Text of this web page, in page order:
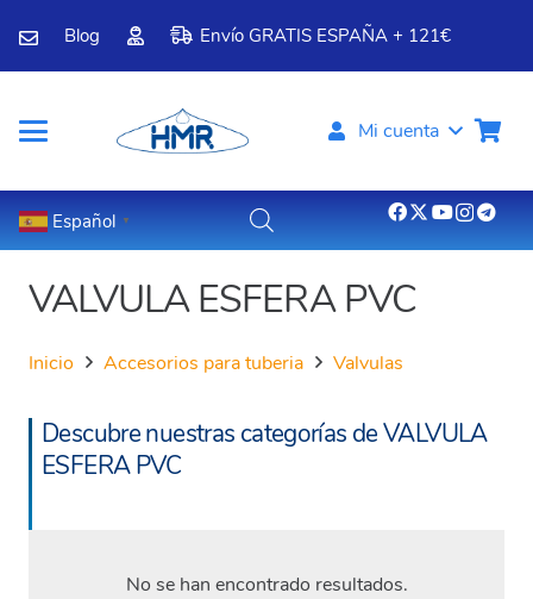
Blog Envío GRATIS ESPAÑA + 121€
Mi cuenta
Español ▼
VALVULA ESFERA PVC
Inicio Accesorios para tuberia Valvulas
Descubre nuestras categorías de VALVULA
ESFERA PVC
No se han encontrado resultados.